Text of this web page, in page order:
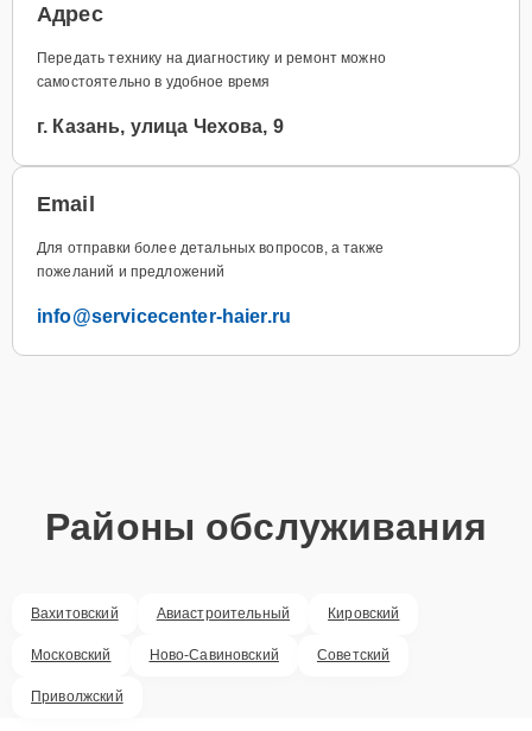
Адрес
Передать технику на диагностику и ремонт можно
самостоятельно в удобное время
г. Казань, улица Чехова, 9
Email
Для отправки более детальных вопросов, а также
пожеланий и предложений
info@servicecenter-haier.ru
Районы обслуживания
Вахитовский Авиастроительный Кировский
Московский Ново-Савиновский Советский
Приволжский